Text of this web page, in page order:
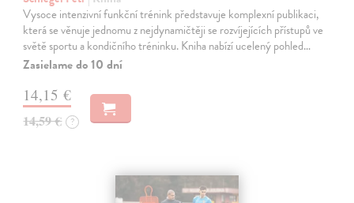
Vysoce intenzivní funkční trénink představuje komplexní publikaci,
která se věnuje jednomu z nejdynamičtěji se rozvíjejících přístupů ve
světě sportu a kondičního tréninku. Kniha nabízí ucelený pohled…
Zasielame do 10 dní
14,15 €
14,59 € ?